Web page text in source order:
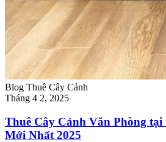
Blog Thuê Cây Cảnh
Tháng 4 2, 2025
Thuê Cây Cảnh Văn Phòng tại
Mới Nhất 2025